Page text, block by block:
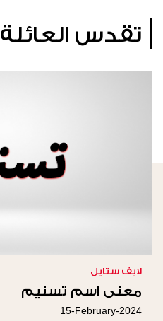
تقدس العائلة
لايف ستايل
معنى اسم تسنيم
15-February-2024